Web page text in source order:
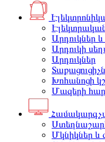
Էլեկտրական
Արդուկներ
Արդուկի
Արդուկներ
Խոհանոցի
Մազերի
Մկնիկներ և